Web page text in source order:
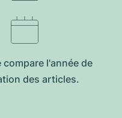
compare l'année de
des articles.